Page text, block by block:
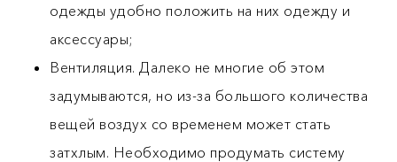
одежды удобно положить на них одежду и
аксессуары;
Вентиляция. Далеко не многие об этом
задумываются, но из-за большого количества
вещей воздух со временем может стать
затхлым. Необходимо продумать систему